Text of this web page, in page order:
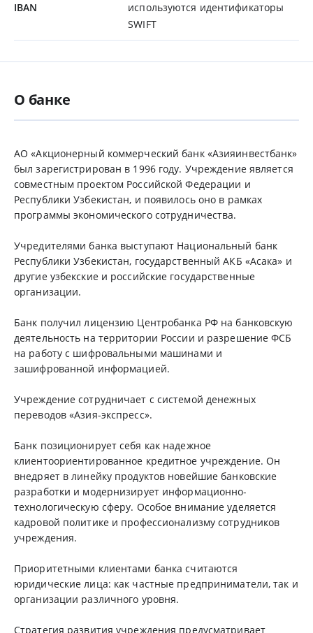
IBAN
используются идентификаторы
SWIFT
О банке
АО «Акционерный коммерческий банк «Азияинвестбанк»
был зарегистрирован в 1996 году. Учреждение является
совместным проектом Российской Федерации и
Республики Узбекистан, и появилось оно в рамках
программы экономического сотрудничества.
Учредителями банка выступают Национальный банк
Республики Узбекистан, государственный АКБ «Асака» и
другие узбекские и российские государственные
организации.
Банк получил лицензию Центробанка РФ на банковскую
деятельность на территории России и разрешение ФСБ
на работу с шифровальными машинами и
зашифрованной информацией.
Учреждение сотрудничает с системой денежных
переводов «Азия-экспресс».
Банк позиционирует себя как надежное
клиентоориентированное кредитное учреждение. Он
внедряет в линейку продуктов новейшие банковские
разработки и модернизирует информационно-
технологическую сферу. Особое внимание уделяется
кадровой политике и профессионализму сотрудников
учреждения.
Приоритетными клиентами банка считаются
юридические лица: как частные предприниматели, так и
организации различного уровня.
Стратегия развития учреждения предусматривает